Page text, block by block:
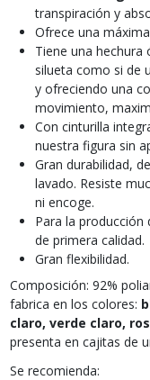
transpiración y
Ofrece una
Tiene una hechura
silueta como si de
y ofreciendo una
movimiento,
Con cinturilla
nuestra figura sin
Gran durabilidad,
lavado. Resiste
ni encoge.
Para la producción
de primera calidad.
Gran flexibilidad.
Composición: 92%
fabrica en los colores:
claro, verde claro,
presenta en cajitas de
Se recomienda: